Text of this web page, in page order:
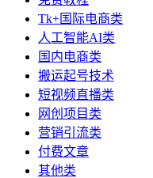
Tk+国际电商类
人工智能AI类
国内电商类
搬运起号技术
短视频直播类
网创项目类
营销引流类
付费文章
其他类